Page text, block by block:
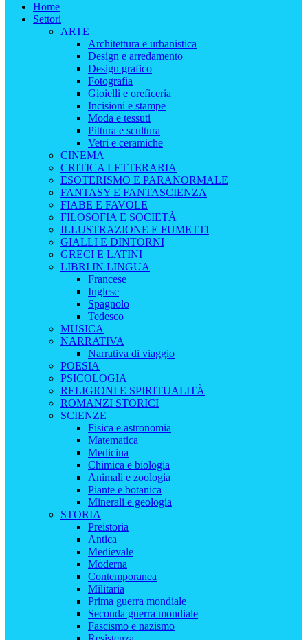
Home
Settori
ARTE
Architettura e urbanistica
Design e arredamento
Design grafico
Fotografia
Gioielli e oreficeria
Incisioni e stampe
Moda e tessuti
Pittura e scultura
Vetri e ceramiche
CINEMA
CRITICA LETTERARIA
ESOTERISMO E PARANORMALE
FANTASY E FANTASCIENZA
FIABE E FAVOLE
FILOSOFIA E SOCIETÀ
ILLUSTRAZIONE E FUMETTI
GIALLI E DINTORNI
GRECI E LATINI
LIBRI IN LINGUA
Francese
Inglese
Spagnolo
Tedesco
MUSICA
NARRATIVA
Narrativa di viaggio
POESIA
PSICOLOGIA
RELIGIONI E SPIRITUALITÀ
ROMANZI STORICI
SCIENZE
Fisica e astronomia
Matematica
Medicina
Chimica e biologia
Animali e zoologia
Piante e botanica
Minerali e geologia
STORIA
Preistoria
Antica
Medievale
Moderna
Contemporanea
Militaria
Prima guerra mondiale
Seconda guerra mondiale
Fascismo e nazismo